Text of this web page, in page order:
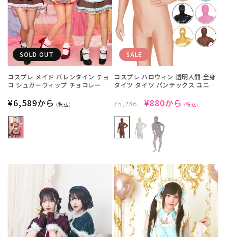
SOLD OUT
コスプレ メイド バレンタイン チョ
コ シュガーウィップ チョコレート
ラウン/ミント/いちご ブラウン/グ
リーン/ピンク【クリアストーン】
♡
通
常
価
格
¥6,589から (税込)
SALE
コスプレ ハロウィン 透明人間 全身
タイツ タイツ パンテックス ユニセ
ーン】
通
常
価
格
¥5,236 SALE
格
¥880から (税込)